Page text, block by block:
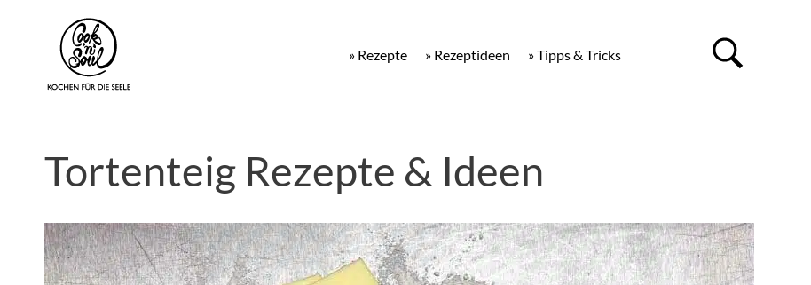
» Tipps & Tricks
» Rezeptideen
» Rezepte
Tortenteig Rezepte & Ideen